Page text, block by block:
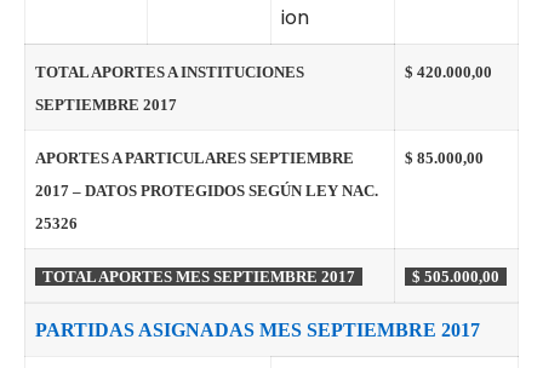
ion
TOTAL APORTES A INSTITUCIONES
SEPTIEMBRE 2017
$ 420.000,00
APORTES A PARTICULARES SEPTIEMBRE
2017 – DATOS PROTEGIDOS SEGÚN LEY NAC.
25326
$ 85.000,00
TOTAL APORTES MES SEPTIEMBRE 2017 $ 505.000,00
PARTIDAS ASIGNADAS MES SEPTIEMBRE 2017